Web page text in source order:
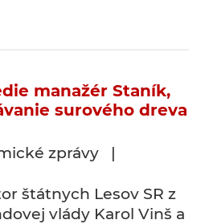
manažér Staník,
surového dreva
zprávy |
štátnych Lesov SR z
vlády Karol Vinš a